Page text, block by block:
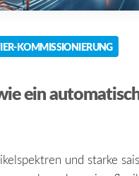
KOMMISSIONIERUNG
ein
und starke